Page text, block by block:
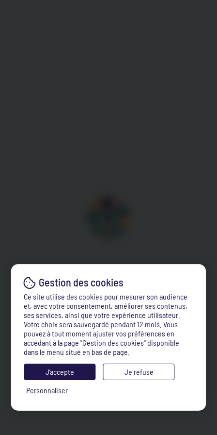
Ce site utilise des cookies pour mesurer son audience
et, avec votre consentement, améliorer ses contenus,
ses services, ainsi que votre expérience utilisateur.
Votre choix sera sauvegardé pendant 12 mois. Vous
pouvez à tout moment ajuster vos préférences en
accédant à la page "Gestion des cookies" disponible
dans le menu situé en bas de page.
J’accepte
Je refuse
Personnaliser